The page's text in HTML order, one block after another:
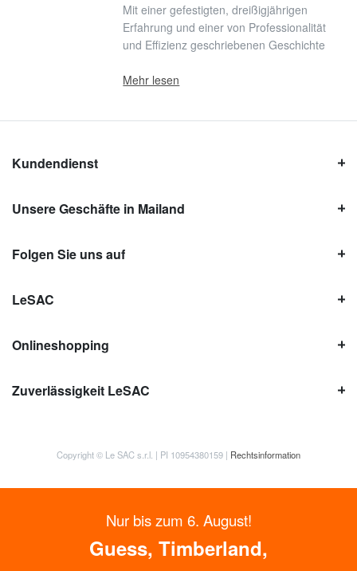
Mit einer gefestigten, dreißigjährigen
Erfahrung und einer von Professionalität
und Effizienz geschriebenen Geschichte
Mehr lesen
Kundendienst
Unsere Geschäfte in Mailand
Folgen Sie uns auf
LeSAC
Onlineshopping
Zuverlässigkeit LeSAC
Copyright © Le SAC s.r.l. | PI 10954380159 | Rechtsinformation
Nur bis zum 6. August!
Guess, Timberland,